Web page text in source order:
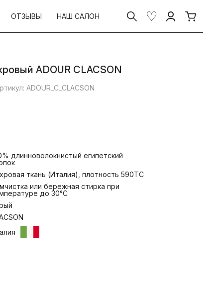
ОТЗЫВЫ НАШ САЛОН
ADOUR CLACSON
ADOUR_С_CLACSON
длинноволокнистый египетский
ткань (Италия), плотность 590ТС
или бережная стирка при
до 30°С